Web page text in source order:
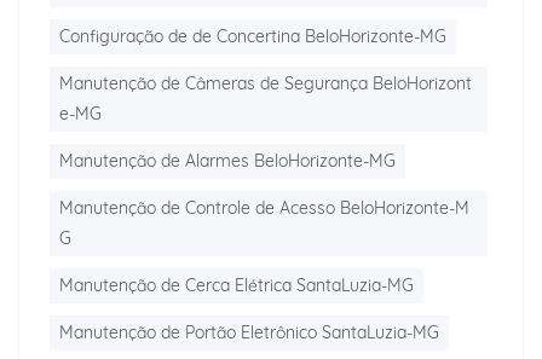
Configuração de de Concertina BeloHorizonte-MG
Manutenção de Câmeras de Segurança BeloHorizont
e-MG
Manutenção de Alarmes BeloHorizonte-MG
Manutenção de Controle de Acesso BeloHorizonte-M
G
Manutenção de Cerca Elétrica SantaLuzia-MG
Manutenção de Portão Eletrônico SantaLuzia-MG